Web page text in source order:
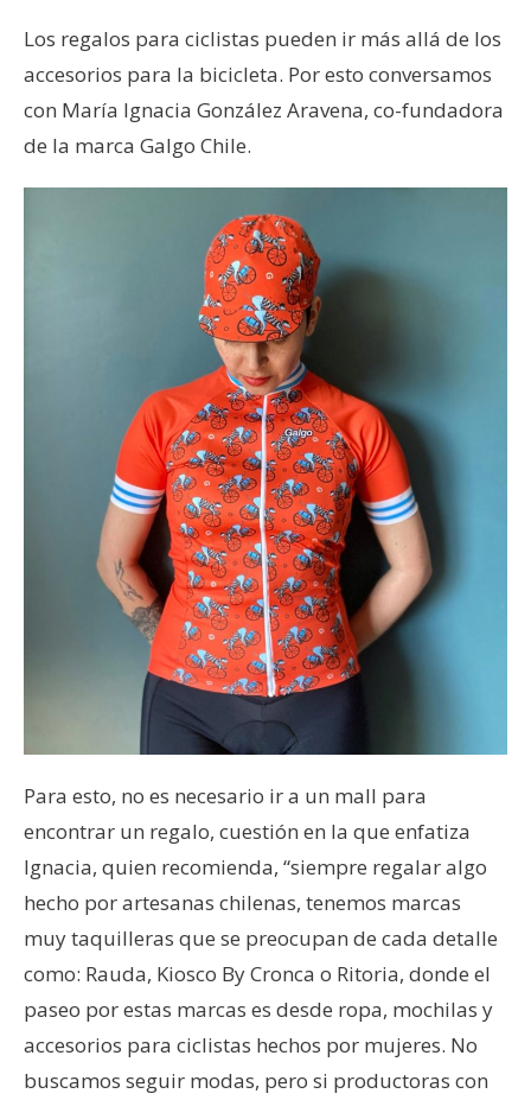
Los regalos para ciclistas pueden ir más allá de los
accesorios para la bicicleta. Por esto conversamos
con María Ignacia González Aravena, co-fundadora
de la marca Galgo Chile.
Para esto, no es necesario ir a un mall para
encontrar un regalo, cuestión en la que enfatiza
Ignacia, quien recomienda, “siempre regalar algo
hecho por artesanas chilenas, tenemos marcas
muy taquilleras que se preocupan de cada detalle
como: Rauda, Kiosco By Cronca o Ritoria, donde el
paseo por estas marcas es desde ropa, mochilas y
accesorios para ciclistas hechos por mujeres. No
buscamos seguir modas, pero si productoras con